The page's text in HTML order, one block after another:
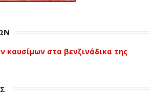
καυσίμων στα βενζινάδικα της